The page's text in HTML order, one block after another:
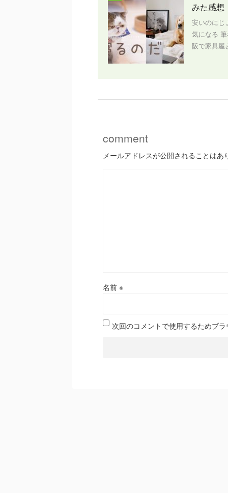
みた感
安いのにじ
気になる
阪で家具屋
comment
メールアドレスが公開されることはあ
名前 ※
次回のコメントで使用するためブ